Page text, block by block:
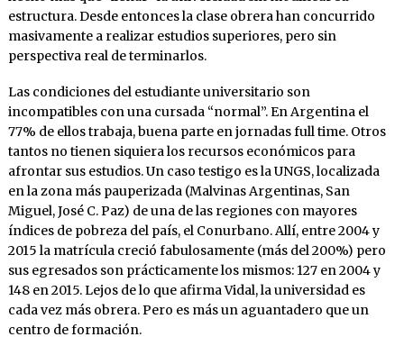
estructura. Desde entonces la clase obrera han concurrido
masivamente a realizar estudios superiores, pero sin
perspectiva real de terminarlos.
Las condiciones del estudiante universitario son
incompatibles con una cursada “normal”. En Argentina el
77% de ellos trabaja, buena parte en jornadas full time. Otros
tantos no tienen siquiera los recursos económicos para
afrontar sus estudios. Un caso testigo es la UNGS, localizada
en la zona más pauperizada (Malvinas Argentinas, San
Miguel, José C. Paz) de una de las regiones con mayores
índices de pobreza del país, el Conurbano. Allí, entre 2004 y
2015 la matrícula creció fabulosamente (más del 200%) pero
sus egresados son prácticamente los mismos: 127 en 2004 y
148 en 2015. Lejos de lo que afirma Vidal, la universidad es
cada vez más obrera. Pero es más un aguantadero que un
centro de formación.